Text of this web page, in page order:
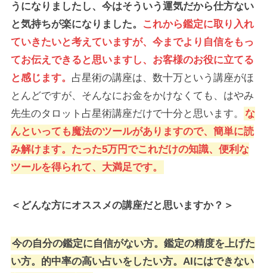
うになりましたし、今はそういう運気だから仕方ない
と気持ちが楽になりました。
これから鑑定に取り入れ
ていきたいと考えていますが、今までより自信をもっ
てお伝えできると思いますし、お客様のお役に立てる
と感じます。 占星術の講座は、数十万という講座がほ
とんどですが、そんなにお金をかけなくても、はやみ
先生のタロット占星術講座だけで十分と思います。
な
んといっても魔法のツールがありますので、簡単に読
み解けます。たった5万円でこれだけの知識、便利な
ツールを得られて、大満足です。
＜どんな方にオススメの講座だと思いますか？＞
今の自分の鑑定に自信がない方。鑑定の精度を上げた
い方。的中率の高い占いをしたい方。AIにはできない